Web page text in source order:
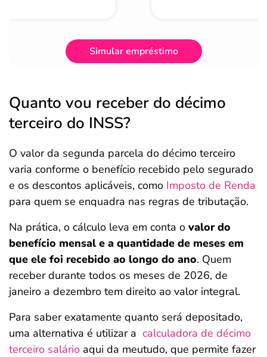
Simular empréstimo
Quanto vou receber do décimo
terceiro do INSS?
O valor da segunda parcela do décimo terceiro
varia conforme o benefício recebido pelo segurado
e os descontos aplicáveis, como Imposto de Renda
para quem se enquadra nas regras de tributação.
Na prática, o cálculo leva em conta o valor do
benefício mensal e a quantidade de meses em
que ele foi recebido ao longo do ano. Quem
receber durante todos os meses de 2026, de
janeiro a dezembro tem direito ao valor integral.
Para saber exatamente quanto será depositado,
uma alternativa é utilizar a calculadora de décimo
terceiro salário aqui da meutudo, que permite fazer